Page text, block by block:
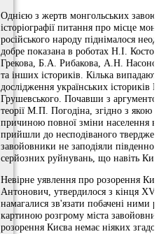
Однією з жертв монгольських
історіографії питання про місце
російського народу піднімалося
добре показана в роботах Н.І.
Грекова, Б.А. Рибакова, А.Н.
та інших істориків. Кілька
дослідження українських істориків
Грушевського. Почавши з
теорії М.П. Погодіна, згідно з якою
причиною повної зміни населення в
прийшли до несподіваного
завойовники не заподіяли
серйозних руйнувань, що навіть Київ
Невірне уявлення про розорення
Антонович, утвердилося з кінця XVI
намагалися зв'язати побачені ними
картиною розгрому міста
розорення Києва немає ніяких